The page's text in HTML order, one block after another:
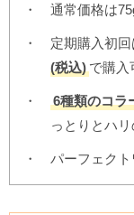
通常価格は
定期購入初回
(税込) で購入
6種類のコラ
っとりとハリ
パーフェク